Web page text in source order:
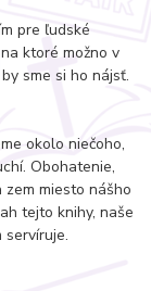
pre ľudské
ktoré možno v
sme si ho nájsť.
okolo niečoho,
Obohatenie,
miesto nášho
tejto knihy, naše
servíruje.